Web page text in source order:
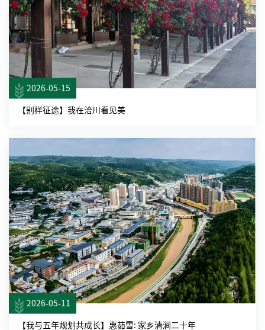
【别样征途】我在洽川看见美
2026-05-15
【我与五年规划共成长】惠茹雪: 家乡清涧二十年
2026-05-11